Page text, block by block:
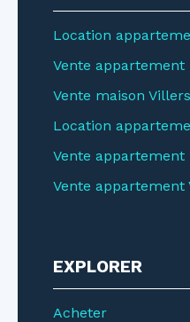
Location
Vente appartement
Vente maison
Location
Vente appartement
Vente appartement
EXPLORER
Acheter